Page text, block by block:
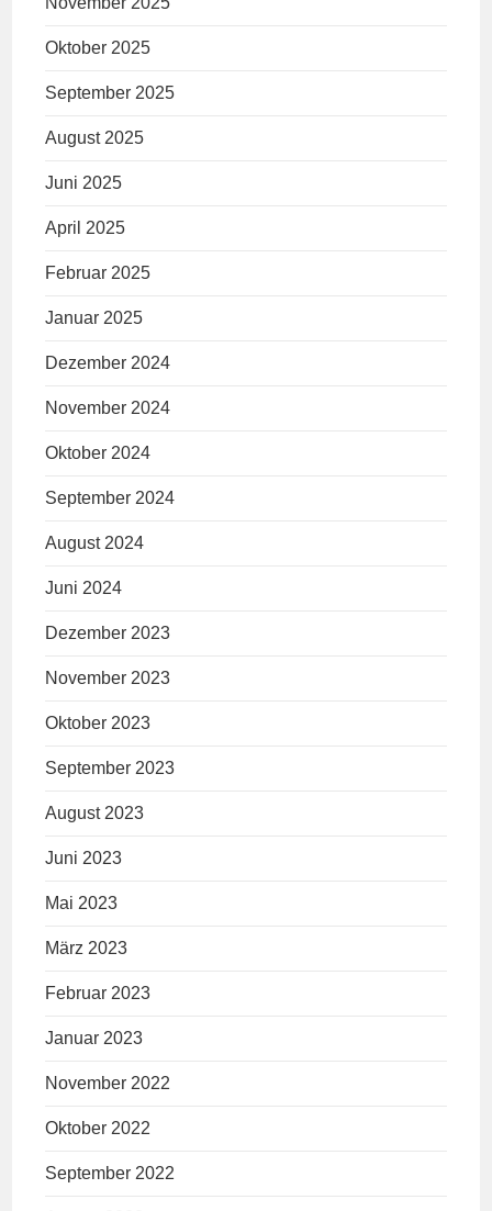
Oktober 2025
September 2025
August 2025
Juni 2025
April 2025
Februar 2025
Januar 2025
Dezember 2024
November 2024
Oktober 2024
September 2024
August 2024
Juni 2024
Dezember 2023
November 2023
Oktober 2023
September 2023
August 2023
Juni 2023
Mai 2023
März 2023
Februar 2023
Januar 2023
November 2022
Oktober 2022
September 2022